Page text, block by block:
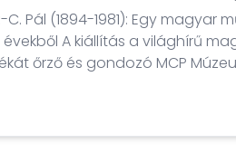
C. Pál (1894-1981): Egy
magyar művész, Molnár-C. Pál
őrző és gondozó MCP
és színes